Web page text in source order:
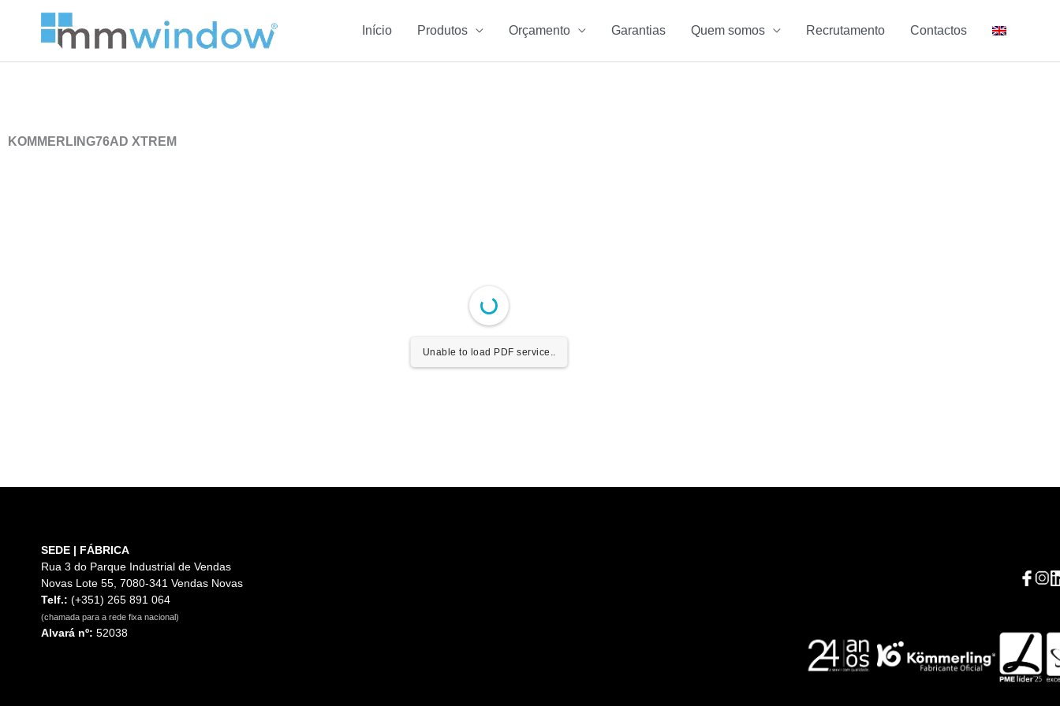
Início Produtos Orçamento Garantias Quem somos Recrutamento Contactos
KOMMERLING76AD XTREM
Unable to load PDF service..
SEDE | FÁBRICA
Rua 3 do Parque Industrial de Vendas
Novas Lote 55, 7080-341 Vendas Novas
Telf.: (+351) 265 891 064
(chamada para a rede fixa nacional)
Alvará nº: 52038